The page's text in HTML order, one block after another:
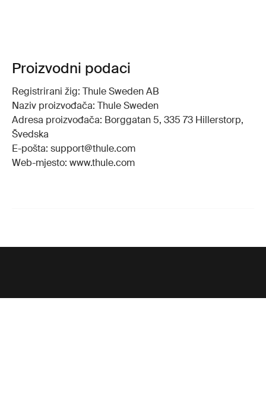
Proizvodni podaci
Registrirani žig: Thule Sweden AB
Naziv proizvođača: Thule Sweden
Adresa proizvođača: Borggatan 5, 335 73 Hillerstorp,
Švedska
E-pošta: support@thule.com
Web-mjesto: www.thule.com